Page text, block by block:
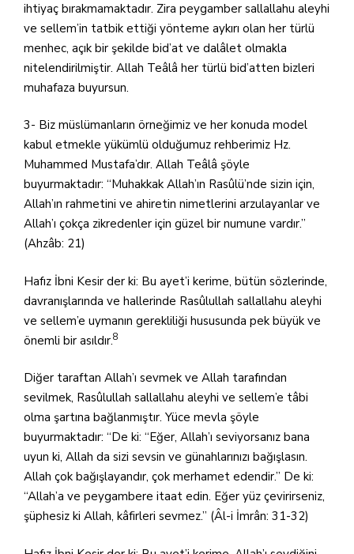
ihtiyaç bırakmamaktadır. Zira peygamber sallallahu aleyhi
ve sellem’in tatbik ettiği yönteme aykırı olan her türlü
menhec, açık bir şekilde bid’at ve dalâlet olmakla
nitelendirilmiştir. Allah Teâlâ her türlü bid’atten bizleri
muhafaza buyursun.
3- Biz müslümanların örneğimiz ve her konuda model
kabul etmekle yükümlü olduğumuz rehberimiz Hz.
Muhammed Mustafa’dır. Allah Teâlâ şöyle
buyurmaktadır: “Muhakkak Allah’ın Rasûlü’nde sizin için,
Allah’ın rahmetini ve ahiretin nimetlerini arzulayanlar ve
Allah’ı çokça zikredenler için güzel bir numune vardır.”
(Ahzâb: 21)
Hafız İbni Kesir der ki: Bu ayet’i kerime, bütün sözlerinde,
davranışlarında ve hallerinde Rasûlullah sallallahu aleyhi
ve sellem’e uymanın gerekliliği hususunda pek büyük ve
önemli bir asıldır.8
Diğer taraftan Allah’ı sevmek ve Allah tarafından
sevilmek, Rasûlullah sallallahu aleyhi ve sellem’e tâbi
olma şartına bağlanmıştır. Yüce mevla şöyle
buyurmaktadır: “De ki: “Eğer, Allah’ı seviyorsanız bana
uyun ki, Allah da sizi sevsin ve günahlarınızı bağışlasın.
Allah çok bağışlayandır, çok merhamet edendir.” De ki:
“Allah’a ve peygambere itaat edin. Eğer yüz çevirirseniz,
şüphesiz ki Allah, kâfirleri sevmez.” (Âl-i İmrân: 31-32)